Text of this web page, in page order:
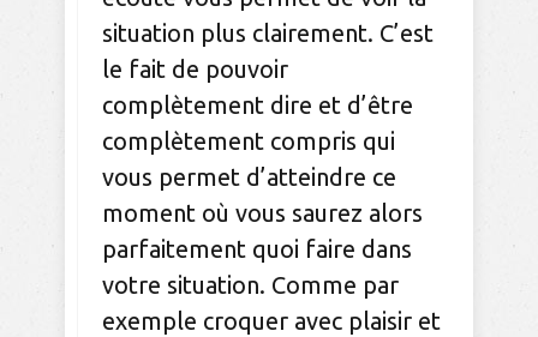
situation plus clairement. C’est
le fait de pouvoir
complètement dire et d’être
complètement compris qui
vous permet d’atteindre ce
moment où vous saurez alors
parfaitement quoi faire dans
votre situation. Comme par
exemple croquer avec plaisir et